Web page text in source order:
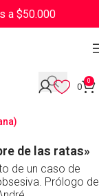
a $50.000
0
0
de las ratas»
de un caso de
Prólogo de